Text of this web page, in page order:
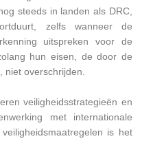
steeds in landen als DRC,
zelfs wanneer de
uitspreken voor de
hun eisen, de door de
overschrijden.
veiligheidsstrategieën en
met internationale
is het